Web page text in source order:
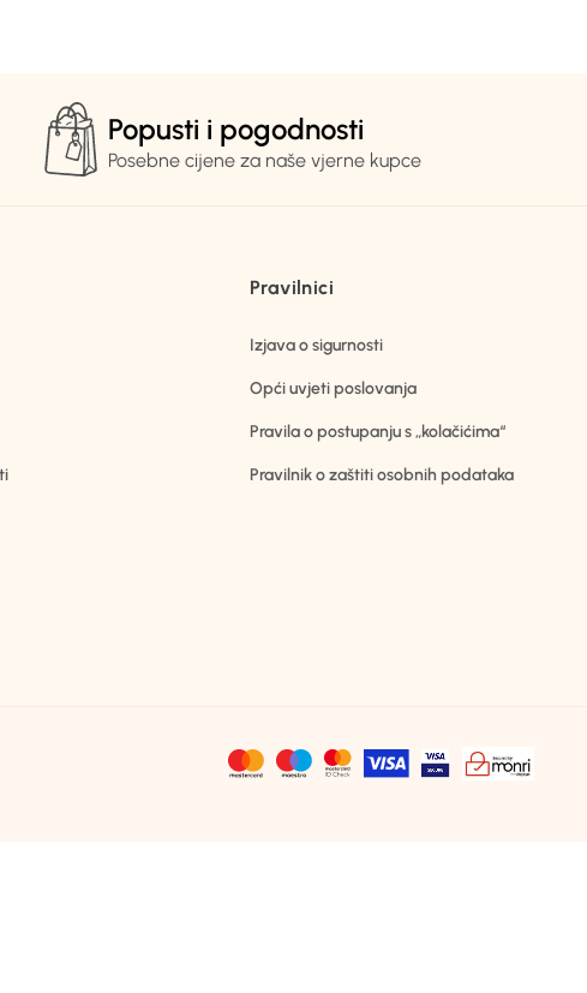
Popusti i pogodnosti
Posebne cijene za naše vjerne kupce
Pravilnici
Izjava o sigurnosti
Opći uvjeti poslovanja
Pravila o postupanju s „kolačićima“
Pravilnik o zaštiti osobnih podataka